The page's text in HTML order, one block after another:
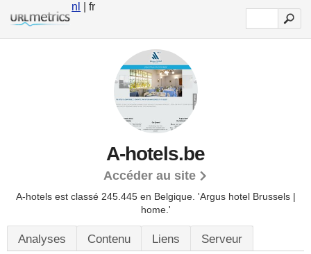
nl | fr
A-hotels.be
Accéder au site
A-hotels est classé 245.445 en Belgique. 'Argus hotel Brussels |
home.'
Analyses Contenu Liens Serveur